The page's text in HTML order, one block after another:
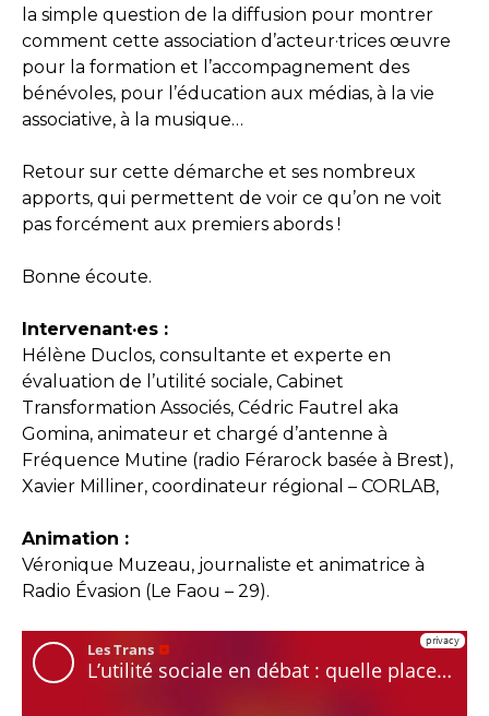
la simple question de la diffusion pour montrer
comment cette association d’acteur·trices œuvre
pour la formation et l’accompagnement des
bénévoles, pour l’éducation aux médias, à la vie
associative, à la musique…
Retour sur cette démarche et ses nombreux
apports, qui permettent de voir ce qu’on ne voit
pas forcément aux premiers abords !
Bonne écoute.
Intervenant·es :
Hélène Duclos, consultante et experte en
évaluation de l’utilité sociale, Cabinet
Transformation Associés, Cédric Fautrel aka
Gomina, animateur et chargé d’antenne à
Fréquence Mutine (radio Férarock basée à Brest),
Xavier Milliner, coordinateur régional – CORLAB,
Animation :
Véronique Muzeau, journaliste et animatrice à
Radio Évasion (Le Faou – 29).